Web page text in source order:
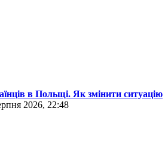
в Польщі. Як змінити ситуацію
2026, 22:48